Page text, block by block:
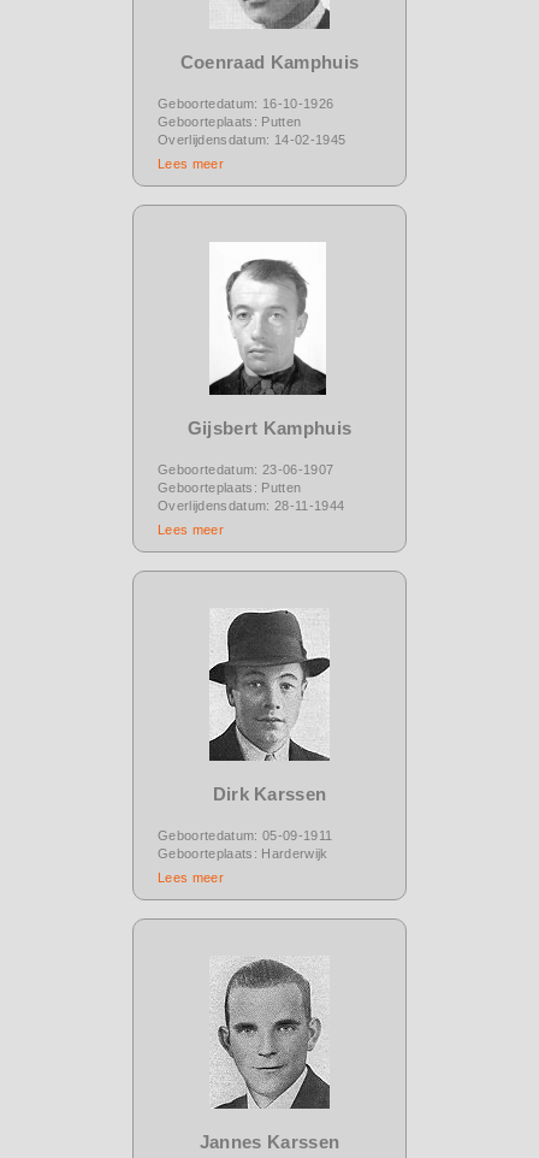
Coenraad Kamphuis
Geboortedatum: 16-10-1926
Geboorteplaats: Putten
Overlijdensdatum: 14-02-1945
Lees meer
Gijsbert Kamphuis
Geboortedatum: 23-06-1907
Geboorteplaats: Putten
Overlijdensdatum: 28-11-1944
Lees meer
Dirk Karssen
Geboortedatum: 05-09-1911
Geboorteplaats: Harderwijk
Lees meer
Jannes Karssen